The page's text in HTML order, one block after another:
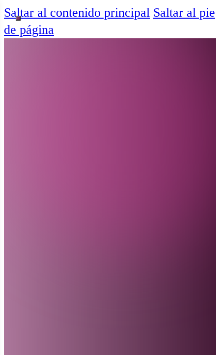
Saltar al contenido principal Saltar al pie
de página